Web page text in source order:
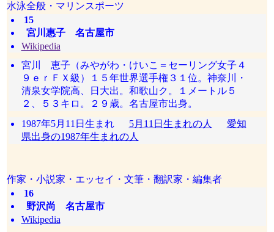
水泳全般・マリンスポーツ
15
宮川惠子 名古屋市
Wikipedia
宮川 恵子（みやがわ・けいこ＝セーリング女子４
９ｅｒＦＸ級）１５年世界選手権３１位。神奈川・
清泉女学院高、日大出。和歌山ク。１メートル５
２、５３キロ。２９歳。名古屋市出身。
1987年5月11日生まれ 5月11日生まれの人
愛知
県出身の1987年生まれの人
作家・小説家・エッセイ・文筆・翻訳家・編集者
16
野沢尚 名古屋市
Wikipedia